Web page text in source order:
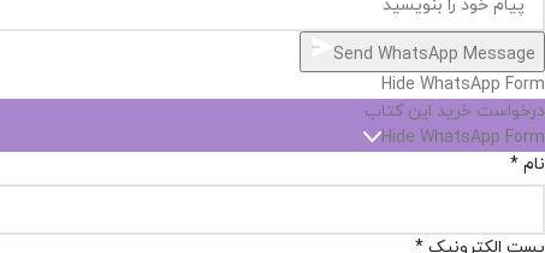
Open
chaty
chaty
buttons
1
chaty
ارسال پیام در واتساپ
کارشناس فروش
سلام, چطور میتونم کمکتون کنم؟
06:46
WhatsApp Message